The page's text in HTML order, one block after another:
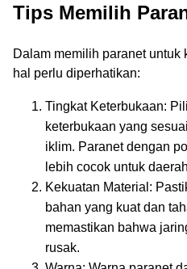
Tips Memilih
Dalam memilih paranet untuk
hal perlu diperhatikan:
Tingkat Keterbukaan:
keterbukaan yang
iklim. Paranet dengan
lebih cocok untuk
Kekuatan Material:
bahan yang kuat dan
memastikan bahwa
rusak.